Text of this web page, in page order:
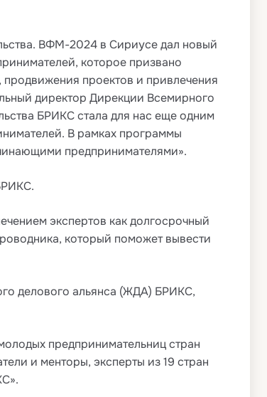
ВФМ-2024 в Сириусе дал новый
которое призвано
проектов и привлечения
директор Дирекции Всемирного
БРИКС стала для нас еще одним
В рамках программы
предпринимателями».
экспертов как долгосрочный
который поможет вывести
делового альянса (ЖДА) БРИКС,
предпринимательниц стран
и менторы, эксперты из 19 стран